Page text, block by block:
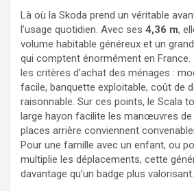
Là où la Skoda prend un véritable
l’usage quotidien. Avec ses 4,36 m,
volume habitable généreux et un
qui comptent énormément en France.
les critères d’achat des ménages :
facile, banquette exploitable, coût de
raisonnable. Sur ces points, le Scala
large hayon facilite les manœuvres
places arrière conviennent
Pour une famille avec un enfant, ou
multiplie les déplacements, cette
davantage qu’un badge plus valorisant.